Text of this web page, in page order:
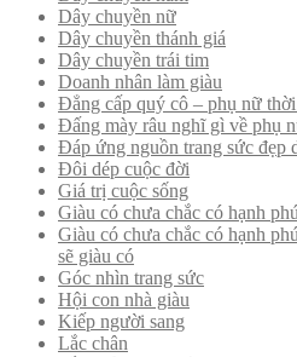
Dây chuyền nữ
Dây chuyền thánh giá
Dây chuyền trái tim
Doanh nhân làm giàu
Đẳng cấp quý cô – phụ nữ
Đấng mày râu nghĩ gì về phụ
Đáp ứng nguồn trang sức đẹp
Đôi dép cuộc đời
Giá trị cuộc sống
Giàu có chưa chắc có hạnh
Giàu có chưa chắc có hạnh
sẽ giàu có
Góc nhìn trang sức
Hội con nhà giàu
Kiếp người sang
Lắc chân